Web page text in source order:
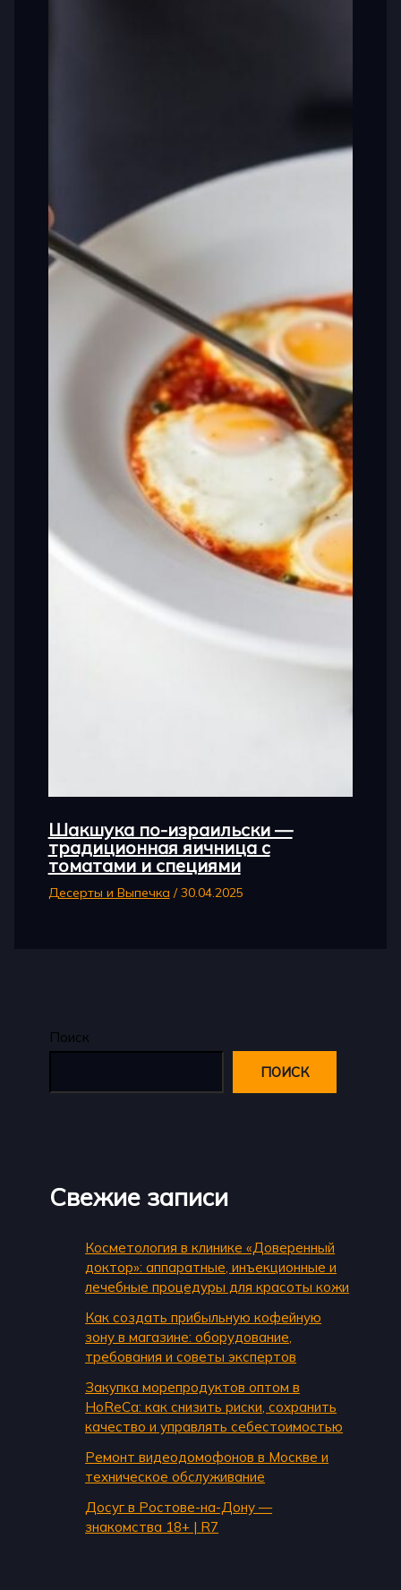
Шакшука по-израильски —
традиционная яичница с
томатами и специями
Десерты и Выпечка /30.04.2025
Поиск
ПОИСК
Свежие записи
Косметология в клинике «Доверенный
доктор»: аппаратные, инъекционные и
лечебные процедуры для красоты кожи
Как создать прибыльную кофейную
зону в магазине: оборудование,
требования и советы экспертов
Закупка морепродуктов оптом в
HoReCa: как снизить риски, сохранить
качество и управлять себестоимостью
Ремонт видеодомофонов в Москве и
техническое обслуживание
Досуг в Ростове-на-Дону —
знакомства 18+ | R7